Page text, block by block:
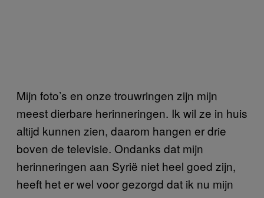
Mijn foto’s en onze trouwringen zijn mijn
meest dierbare herinneringen. Ik wil ze in huis
altijd kunnen zien, daarom hangen er drie
boven de televisie. Ondanks dat mijn
herinneringen aan Syrië niet heel goed zijn,
heeft het er wel voor gezorgd dat ik nu mijn